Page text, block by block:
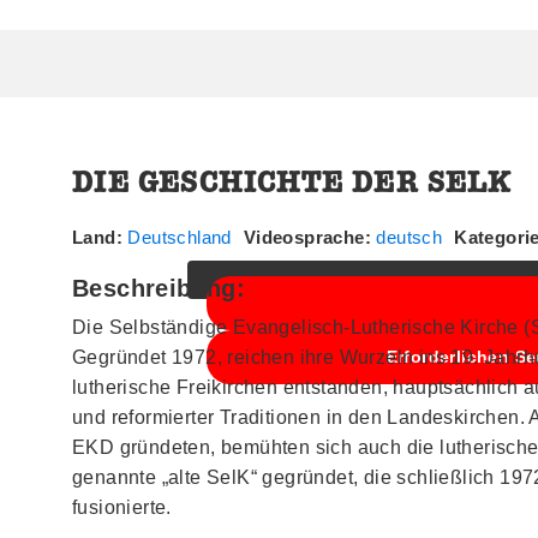
Sie sehen gerade einen
Erforderlichen
DIE GESCHICHTE DER SELK
Land: Deutschland Videosprache:deutsch
Beschreibung:
Die Selbständige Evangelisch-Lutherische Kirche
Gegründet 1972, reichen ihre Wurzeln ins 19.
lutherische Freikirchen entstanden, hauptsächlich
und reformierter Traditionen in den
EKD gründeten, bemühten sich auch die
genannte „alte SelK“ gegründet, die schließlich
fusionierte.